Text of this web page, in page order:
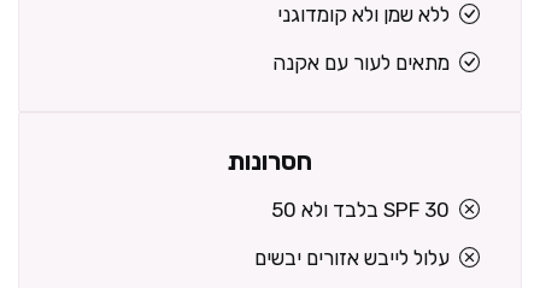
ללא שמן ולא קומדוגני
מתאים לעור עם אקנה
חסרונות
SPF 30 בלבד ולא 50
עלול לייבש אזורים יבשים